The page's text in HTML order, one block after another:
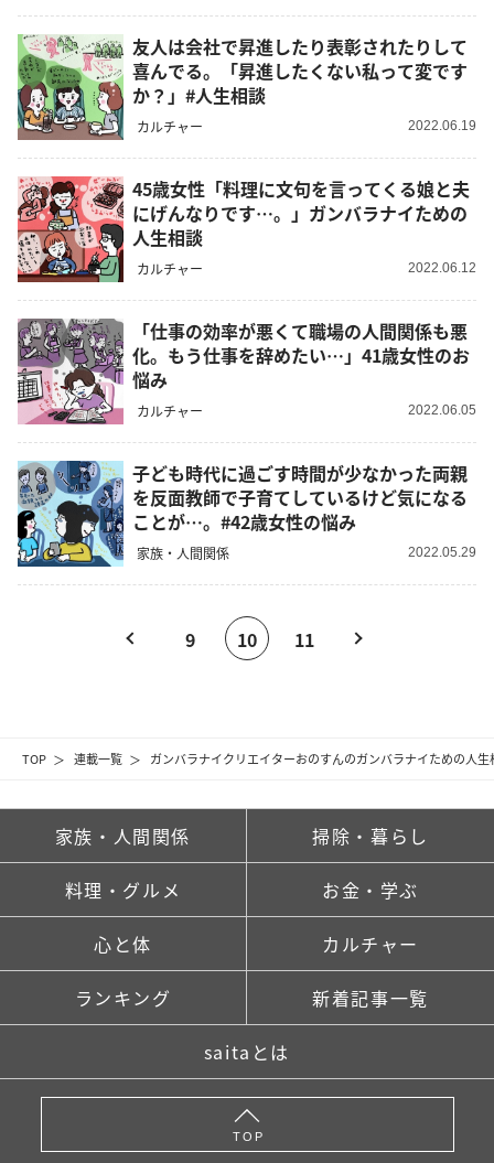
TOP 連載一覧 ガンバラナイクリエイターおのすんのガンバラナイための人生
友人は会社で昇進したり表彰されたりして
喜んでる。「昇進したくない私って変です
か？」#人生相談
カルチャー 2022.06.19
45歳女性「料理に文句を言ってくる娘と夫
にげんなりです…。」ガンバラナイための
人生相談
カルチャー 2022.06.12
「仕事の効率が悪くて職場の人間関係も悪
化。もう仕事を辞めたい…」41歳女性のお
悩み
カルチャー 2022.06.05
子ども時代に過ごす時間が少なかった両親
を反面教師で子育てしているけど気になる
ことが…。#42歳女性の悩み
家族・人間関係 2022.05.29
9 10 11
家族・人間関係 掃除・暮らし
料理・グルメ お金・学ぶ
心と体 カルチャー
ランキング 新着記事一覧
saitaとは
TOP